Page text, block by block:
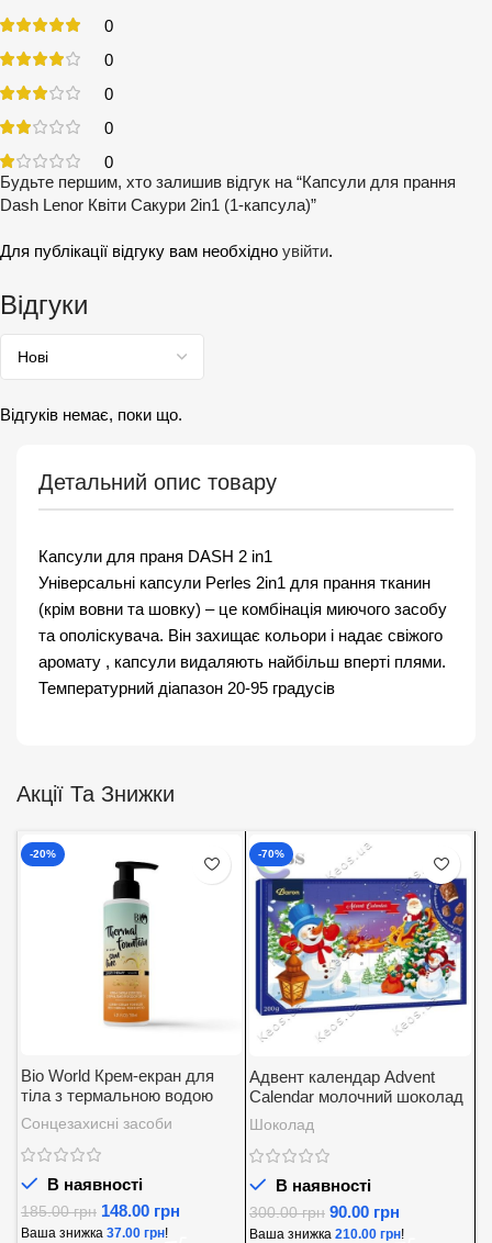
Детальний опис товару
Капсули для праня DASH 2 in1
Універсальні капсули Perles 2in1 для прання тканин
(крім вовни та шовку) – це комбінація миючого засобу
та ополіскувача. Він захищає кольори і надає свіжого
аромату , капсули видаляють найбільш вперті плями.
Температурний діапазон 20-95 градусів
0
0
0
0
0
Відгуки
Відгуків немає, поки що.
Будьте першим, хто залишив відгук на “Капсули для прання
Dash Lenor Квіти Сакури 2in1 (1-капсула)”
Для публікації відгуку вам необхідно увійти.
Акції Та Знижки
-20%
Bio World Крем-екран для
тіла з термальною водою
SPF 30
Сонцезахисні засоби
В наявності
185.00грн 148.00 грн
Ваша знижка 37.00 грн!
-70%
Адвент календар Advent
Calendar молочний шоколад
із вершковою начинкою
Baron 200 г.
Шоколад
В наявності
300.00грн 90.00 грн
Ваша знижка 210.00 грн!